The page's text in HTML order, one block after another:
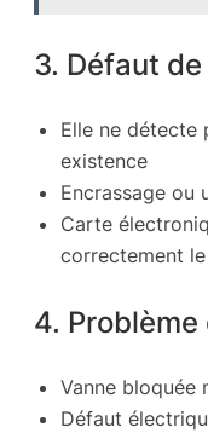
3. Défaut
Elle ne détecte
existence
Encrassage ou
Carte
correctement
4.
Vanne bloquée
Défaut